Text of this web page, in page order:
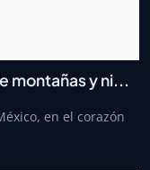
montañas y ni...
en el corazón